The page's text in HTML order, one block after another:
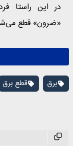
در این راستا
«ضرون» قطع
برق قطع برق